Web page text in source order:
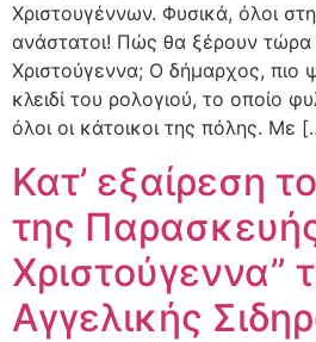
Χριστουγέννων. Φυσικά, όλοι
ανάστατοι! Πώς θα ξέρουν τώρα
Χριστούγεννα; Ο δήμαρχος, πιο
κλειδί του ρολογιού, το οποίο
όλοι οι κάτοικοι της πόλης. Με
Κατ’ εξαίρεση
της
Χριστούγεννα”
Αγγελικής